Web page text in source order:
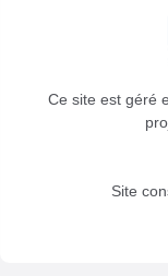
Ce site est géré
Site